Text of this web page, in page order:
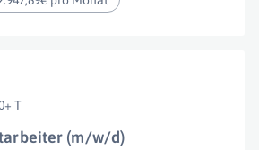
T
(m/w/d)